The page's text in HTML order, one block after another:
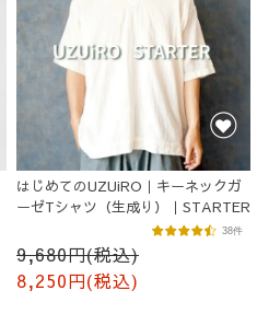
はじめてのUZUiRO｜キーネックガ
ーゼTシャツ（生成り）｜STARTER
9,680円(税込)
8,250円(税込)
38件